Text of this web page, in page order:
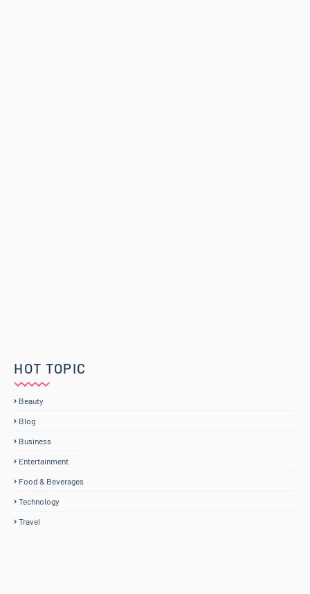
HOT TOPIC
Beauty
Blog
Business
Entertainment
Food & Beverages
Technology
Travel